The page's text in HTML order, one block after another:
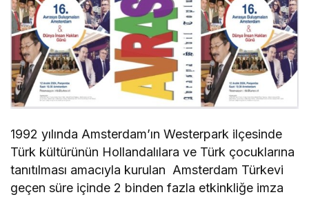
1992 yılında Amsterdam’ın Westerpark ilçesinde
Türk kültürünün Hollandalılara ve Türk çocuklarına
tanıtılması amacıyla kurulan Amsterdam Türkevi
geçen süre içinde 2 binden fazla etkinkliğe imza